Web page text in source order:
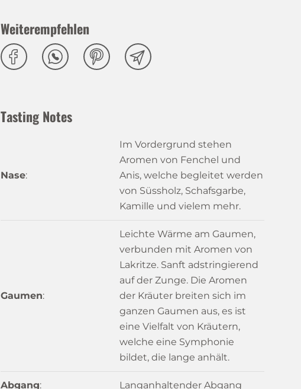
Weiterempfehlen
Tasting Notes
Nase:
Im Vordergrund stehen
Aromen von Fenchel und
Anis, welche begleitet werden
von Süssholz, Schafsgarbe,
Kamille und vielem mehr.
Gaumen:
Leichte Wärme am Gaumen,
verbunden mit Aromen von
Lakritze. Sanft adstringierend
auf der Zunge. Die Aromen
der Kräuter breiten sich im
ganzen Gaumen aus, es ist
eine Vielfalt von Kräutern,
welche eine Symphonie
bildet, die lange anhält.
Abgang: Langanhaltender Abgang